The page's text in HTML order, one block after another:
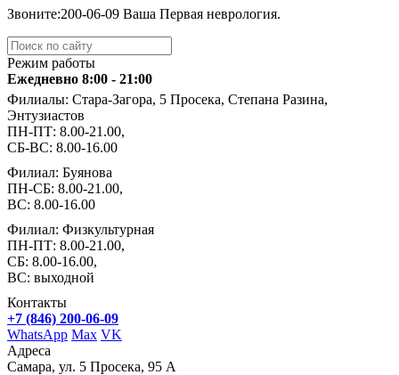
Звоните:️200-06-09 Ваша Первая неврология.
Режим работы
Ежедневно 8:00 - 21:00
Филиалы: Стара-Загора, 5 Просека, Степана Разина,
Энтузиастов
ПН-ПТ: 8.00-21.00,
СБ-ВС: 8.00-16.00
Филиал: Буянова
ПН-СБ: 8.00-21.00,
ВС: 8.00-16.00
Филиал: Физкультурная
ПН-ПТ: 8.00-21.00,
СБ: 8.00-16.00,
ВС: выходной
Контакты
+7 (846) 200-06-09
WhatsApp Max VK
Адреса
Самара, ул. 5 Просека, 95 А